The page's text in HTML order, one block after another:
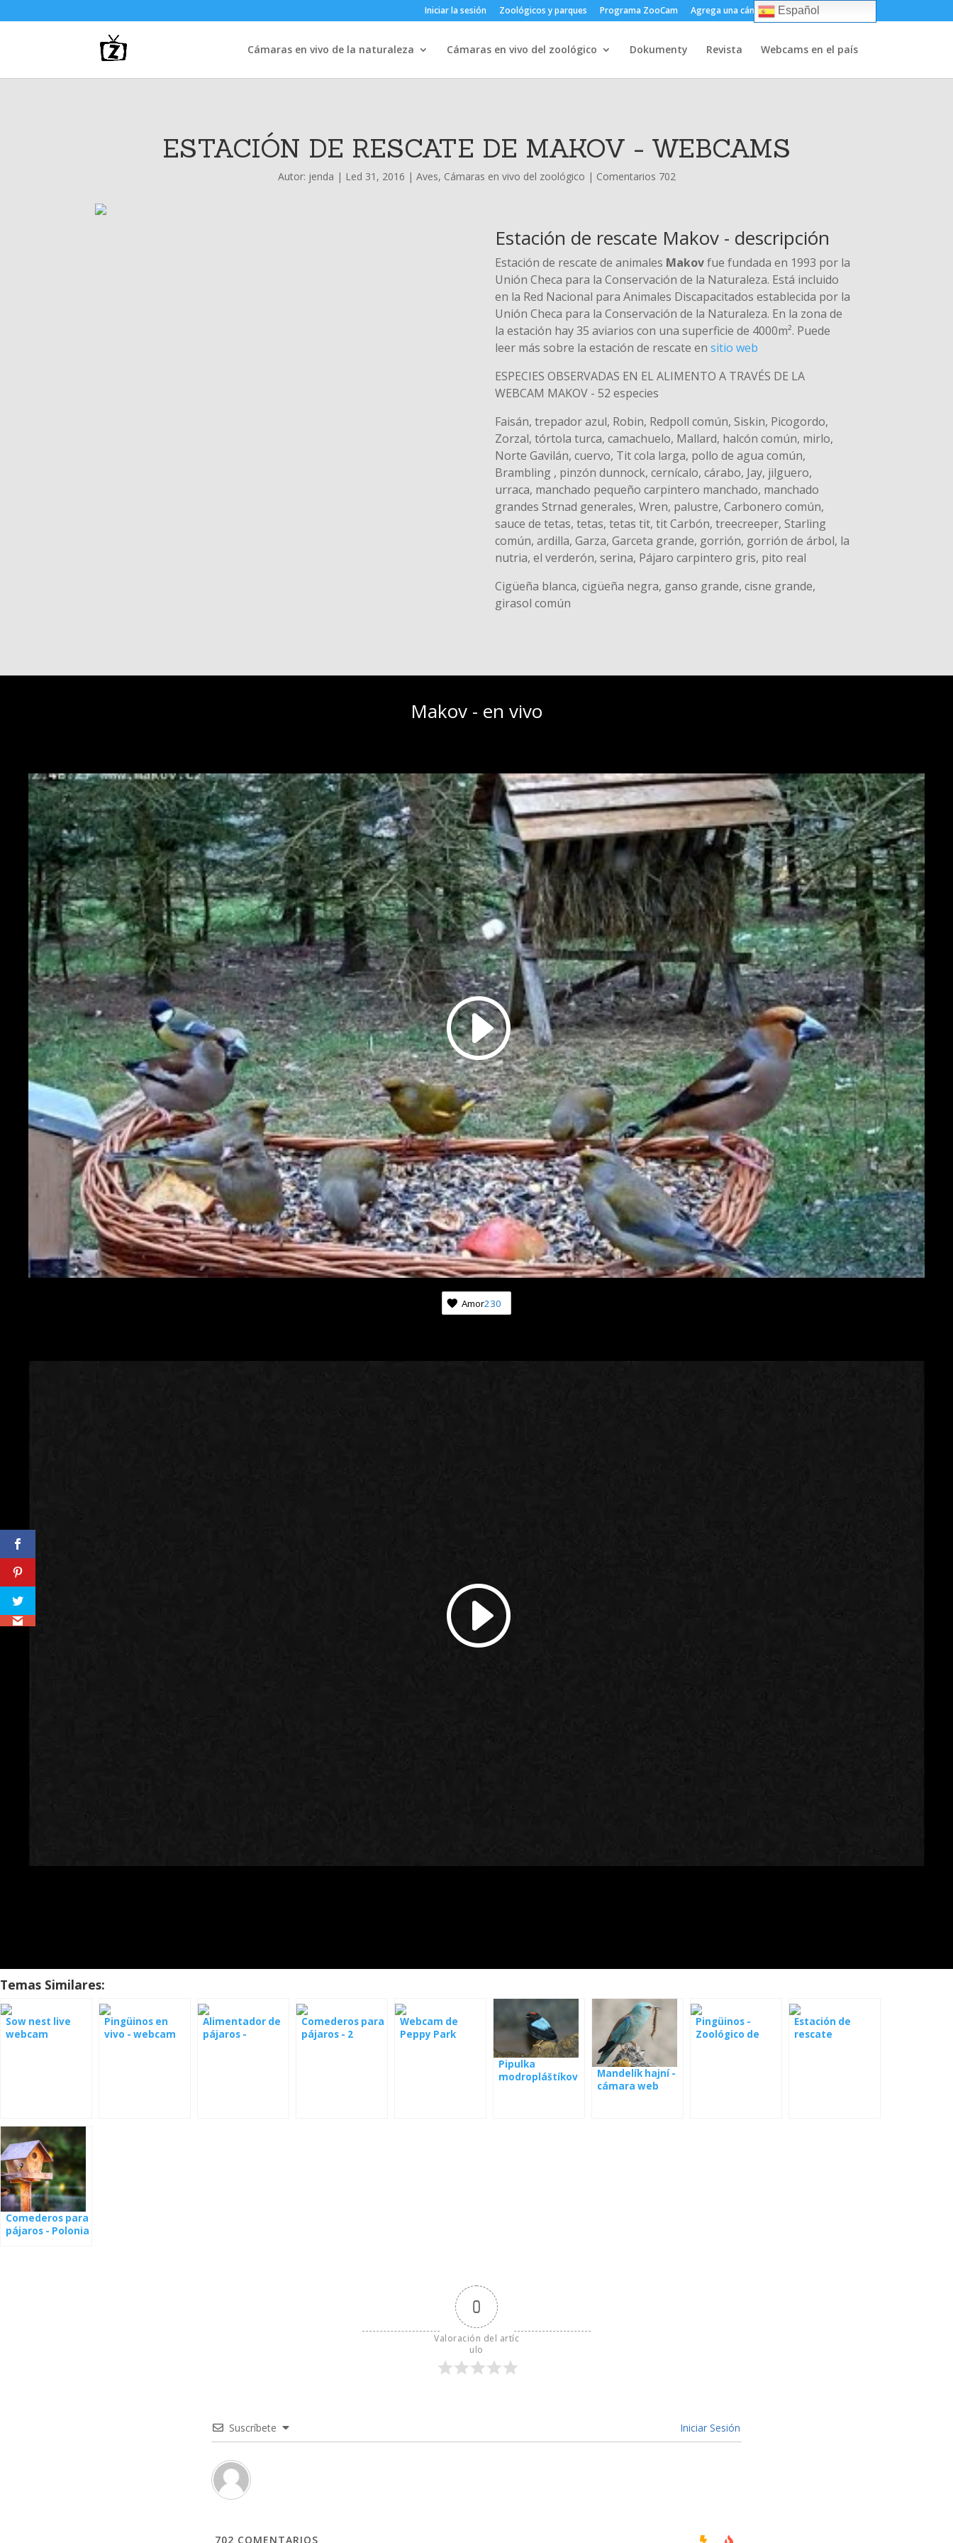
Iniciar la sesión Zoológicos y parques Programa ZooCam Agrega una cámara Sobre
Cámaras en vivo de la naturaleza Cámaras en vivo del zoológico Dokumenty Revista Webcams en el país
ESTACIÓN DE RESCATE DE MAKOV - WEBCAMS
Autor: jenda | Led 31, 2016 | Aves, Cámaras en vivo del zoológico | Comentarios 702
Estación de rescate Makov - descripción
Estación de rescate de animales Makovfue fundada en 1993 por la
Unión Checa para la Conservación de la Naturaleza. Está incluido
en la Red Nacional para Animales Discapacitados establecida por la
Unión Checa para la Conservación de la Naturaleza. En la zona de
la estación hay 35 aviarios con una superficie de 4000m². Puede
leer más sobre la estación de rescate ensitio web
ESPECIES OBSERVADAS EN EL ALIMENTO A TRAVÉS DE LA
WEBCAM MAKOV - 52 especies
Faisán, trepador azul, Robin, Redpoll común, Siskin, Picogordo,
Zorzal, tórtola turca, camachuelo, Mallard, halcón común, mirlo,
Norte Gavilán, cuervo, Tit cola larga, pollo de agua común,
Brambling , pinzón dunnock, cernícalo, cárabo, Jay, jilguero,
urraca, manchado pequeño carpintero manchado, manchado
grandes Strnad generales, Wren, palustre, Carbonero común,
sauce de tetas, tetas, tetas tit, tit Carbón, treecreeper, Starling
común, ardilla, Garza, Garceta grande, gorrión, gorrión de árbol, la
nutria, el verderón, serina, Pájaro carpintero gris, pito real
Cigüeña blanca, cigüeña negra, ganso grande, cisne grande,
girasol común
Makov - en vivo
Amor230
Temas Similares:
Sow nest live
webcam
Pingüinos en
vivo - webcam
Alimentador de
pájaros -
Comederos para
pájaros - 2
Webcam de
Peppy Park
Pipulka
modropláštíkov
Mandelík hajní -
cámara web
Pingüinos -
Zoológico de
Estación de
rescate
Comederos para
pájaros - Polonia
0
Valoración del artíc
ulo
Suscríbete Iniciar Sesión
702 COMENTARIOS
Español